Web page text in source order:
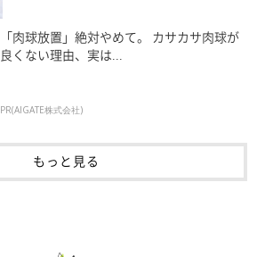
「肉球放置」絶対やめて。 カサカサ肉球が
良くない理由、実は...
PR(AIGATE株式会社)
もっと見る